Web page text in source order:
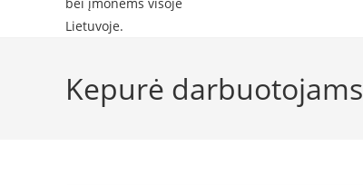
Kepurė darbuotojams